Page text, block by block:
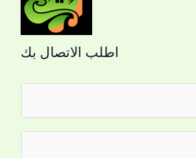
اطلب الاتصال بك